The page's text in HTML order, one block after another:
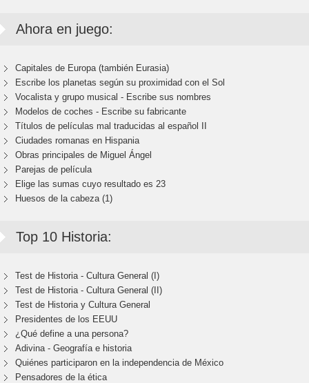
Ahora en juego:
Capitales de Europa (también Eurasia)
Escribe los planetas según su proximidad con el Sol
Vocalista y grupo musical - Escribe sus nombres
Modelos de coches - Escribe su fabricante
Títulos de películas mal traducidas al español II
Ciudades romanas en Hispania
Obras principales de Miguel Ángel
Parejas de película
Elige las sumas cuyo resultado es 23
Huesos de la cabeza (1)
Top 10 Historia:
Test de Historia - Cultura General (I)
Test de Historia - Cultura General (II)
Test de Historia y Cultura General
Presidentes de los EEUU
¿Qué define a una persona?
Adivina - Geografía e historia
Quiénes participaron en la independencia de México
Pensadores de la ética